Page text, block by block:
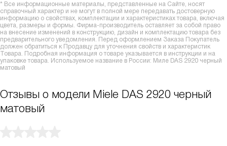
* Все информационные материалы, представленные на Сайте, носят
справочный характер и не могут в полной мере передавать достоверную
информацию о свойствах, комплектации и характеристиках товара, включая
цвета, размеры и формы. Фирма-производитель оставляет за собой право
на внесение изменений в конструкцию, дизайн и комплектацию товара без
предварительного уведомления. Перед оформлением Заказа Покупатель
должен обратиться к Продавцу для уточнения свойств и характеристик
Товара. Подробная информация о товаре указывается в инструкции и на
упаковке товара. Используемое название в России: Миле DAS 2920 черный
матовый
Отзывы о модели Miele DAS 2920 черный
матовый